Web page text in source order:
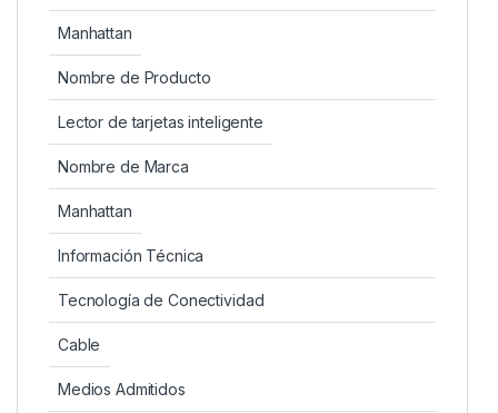
Manhattan
Nombre de Producto
Lector de tarjetas inteligente
Nombre de Marca
Manhattan
Información Técnica
Tecnología de Conectividad
Cable
Medios Admitidos